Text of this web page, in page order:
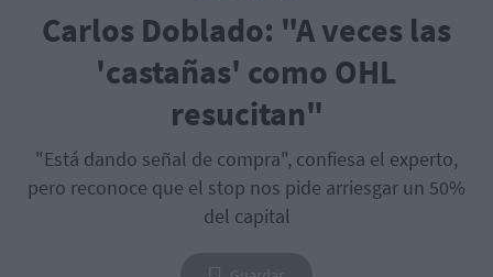
Carlos Doblado: "A veces las
'castañas' como OHL
resucitan"
"Está dando señal de compra", confiesa el experto,
pero reconoce que el stop nos pide arriesgar un 50%
del capital